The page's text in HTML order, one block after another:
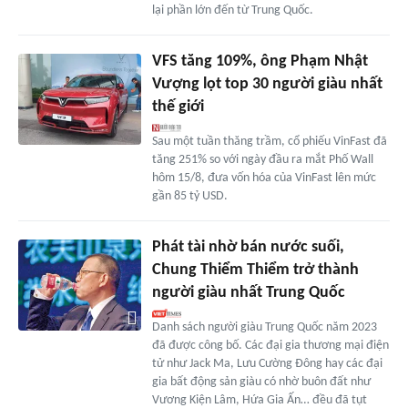
lại phần lớn đến từ Trung Quốc.
VFS tăng 109%, ông Phạm Nhật
Vượng lọt top 30 người giàu nhất
thế giới
Sau một tuần thăng trầm, cổ phiếu VinFast đã
tăng 251% so với ngày đầu ra mắt Phố Wall
hôm 15/8, đưa vốn hóa của VinFast lên mức
gần 85 tỷ USD.
Phát tài nhờ bán nước suối,
Chung Thiểm Thiểm trở thành
người giàu nhất Trung Quốc
Danh sách người giàu Trung Quốc năm 2023
đã được công bố. Các đại gia thương mại điện
tử như Jack Ma, Lưu Cường Đông hay các đại
gia bất động sản giàu có nhờ buôn đất như
Vương Kiện Lâm, Hứa Gia Ấn… đều đã tụt